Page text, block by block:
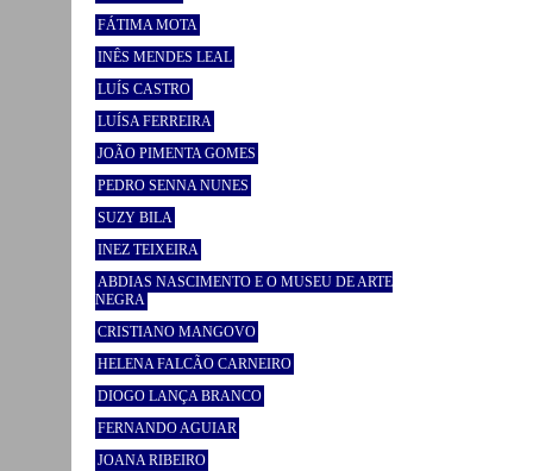
FÁTIMA MOTA
INÊS MENDES LEAL
LUÍS CASTRO
LUÍSA FERREIRA
JOÃO PIMENTA GOMES
PEDRO SENNA NUNES
SUZY BILA
INEZ TEIXEIRA
ABDIAS NASCIMENTO E O MUSEU DE ARTE
NEGRA
CRISTIANO MANGOVO
HELENA FALCÃO CARNEIRO
DIOGO LANÇA BRANCO
FERNANDO AGUIAR
JOANA RIBEIRO